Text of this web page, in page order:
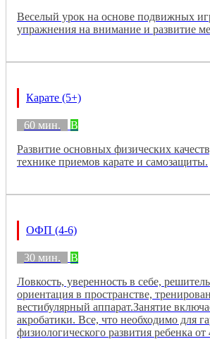
Веселый урок на основе подвижных
упражнения на внимание и развитие
Карате (5+)
60 мин.
B
Развитие основных физических
технике приемов карате и самозащиты.
ОФП (4-6)
30 мин.
B
Ловкость, уверенность в себе,
ориентация в пространстве,
вестибулярный аппарат.Занятие
акробатики. Все, что необходимо для
физиологического развития ребенка от